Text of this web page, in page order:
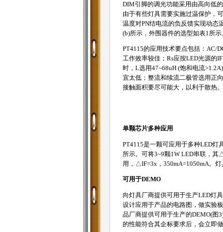
DIM引脚的调光功能采用由高向低
由于有些灯具需要实施过温保护，
温度对PN结电流的负反馈实现动态
(b)所示，外围器件的选型如表1所示
PT4115的应用技术要点包括：AC/
工作效率较佳；Rs应按LED光源的
时，L选用47~68uH (饱和电流
宜太低；整流和续流二极管选用正
接触面积要尽可能大，以利于散热。
单颗芯片多种应用
PT4115是一颗可应用于多种LED灯
所示。可将3~9颗1W LED串联，
用，△IF=3x，350mA=1050mA。
可用于DEMO
向灯具厂商提供可用于生产LED灯
设计应用于产品的电路图，做实验
品厂商提供可用于生产的DEMO(图
的性能符合其企标要求后，会立即